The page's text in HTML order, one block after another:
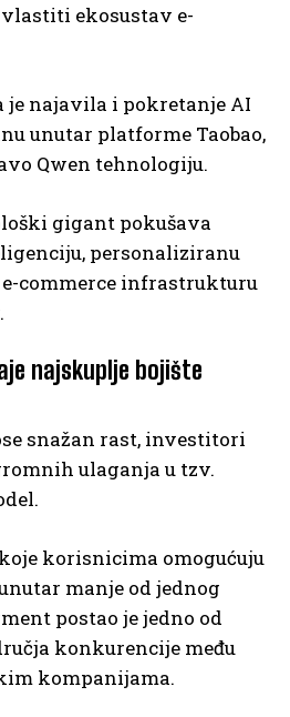
ekosustav e-
je najavila i pokretanje AI
unutar platforme Taobao,
Qwen tehnologiju.
gigant pokušava
personaliziranu
commerce infrastrukturu
najskuplje bojište
snažan rast, investitori
ulaganja u tzv.
korisnicima omogućuju
manje od jednog
postao je jedno od
konkurencije među
kompanijama.